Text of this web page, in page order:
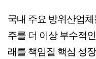
국내 주요 방위산업
주를 더 이상 부수적
래를 책임질 핵심 성